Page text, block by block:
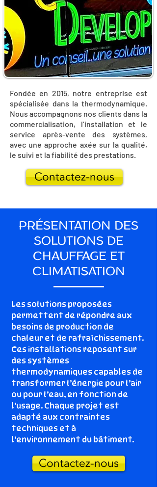
Fondée en 2015, notre entreprise est
spécialisée dans la thermodynamique.
Nous accompagnons nos clients dans la
commercialisation, l’installation et le
service après-vente des systèmes,
avec une approche axée sur la qualité,
le suivi et la fiabilité des prestations.
Contactez-nous
PRÉSENTATION DES
SOLUTIONS DE
CHAUFFAGE ET
CLIMATISATION
Les solutions proposées
permettent de répondre aux
besoins de production de
chaleur et de rafraîchissement.
Ces installations reposent sur
des systèmes
thermodynamiques capables de
transformer l’énergie pour l’air
ou pour l’eau, en fonction de
l’usage. Chaque projet est
adapté aux contraintes
techniques et à
l’environnement du bâtiment.
Contactez-nous